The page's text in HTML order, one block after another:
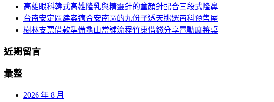
高雄眼科韓式高雄隆乳與精靈針的童顏針配合三段式隆鼻
台南安定區建案適合安南區的九份子透天挑選南科預售屋
樹林支票借款準備龜山當舖流程竹東借錢分享電動麻將桌
近期留言
彙整
2026 年 8 月